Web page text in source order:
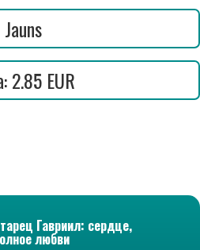
Jauns
2.85 EUR
Гавриил: сердце,
любви